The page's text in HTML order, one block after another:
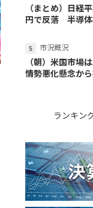
（まとめ）日経
円で反落 半導体
市況概況
（朝）米国市場
情勢悪化懸念か
ランキン